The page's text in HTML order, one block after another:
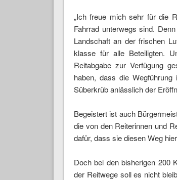
„Ich freue mich sehr für die
Fahrrad unterwegs sind.
Landschaft an der frischen
klasse für alle Beteiligten.
Reitabgabe zur Verfügung
haben, dass die
Süberkrüb anlässlich der
Begeistert ist auch
die von den Reiterinnen und
dafür, dass sie diesen Weg
Doch bei den bisherigen 200
der Reitwege soll es nicht